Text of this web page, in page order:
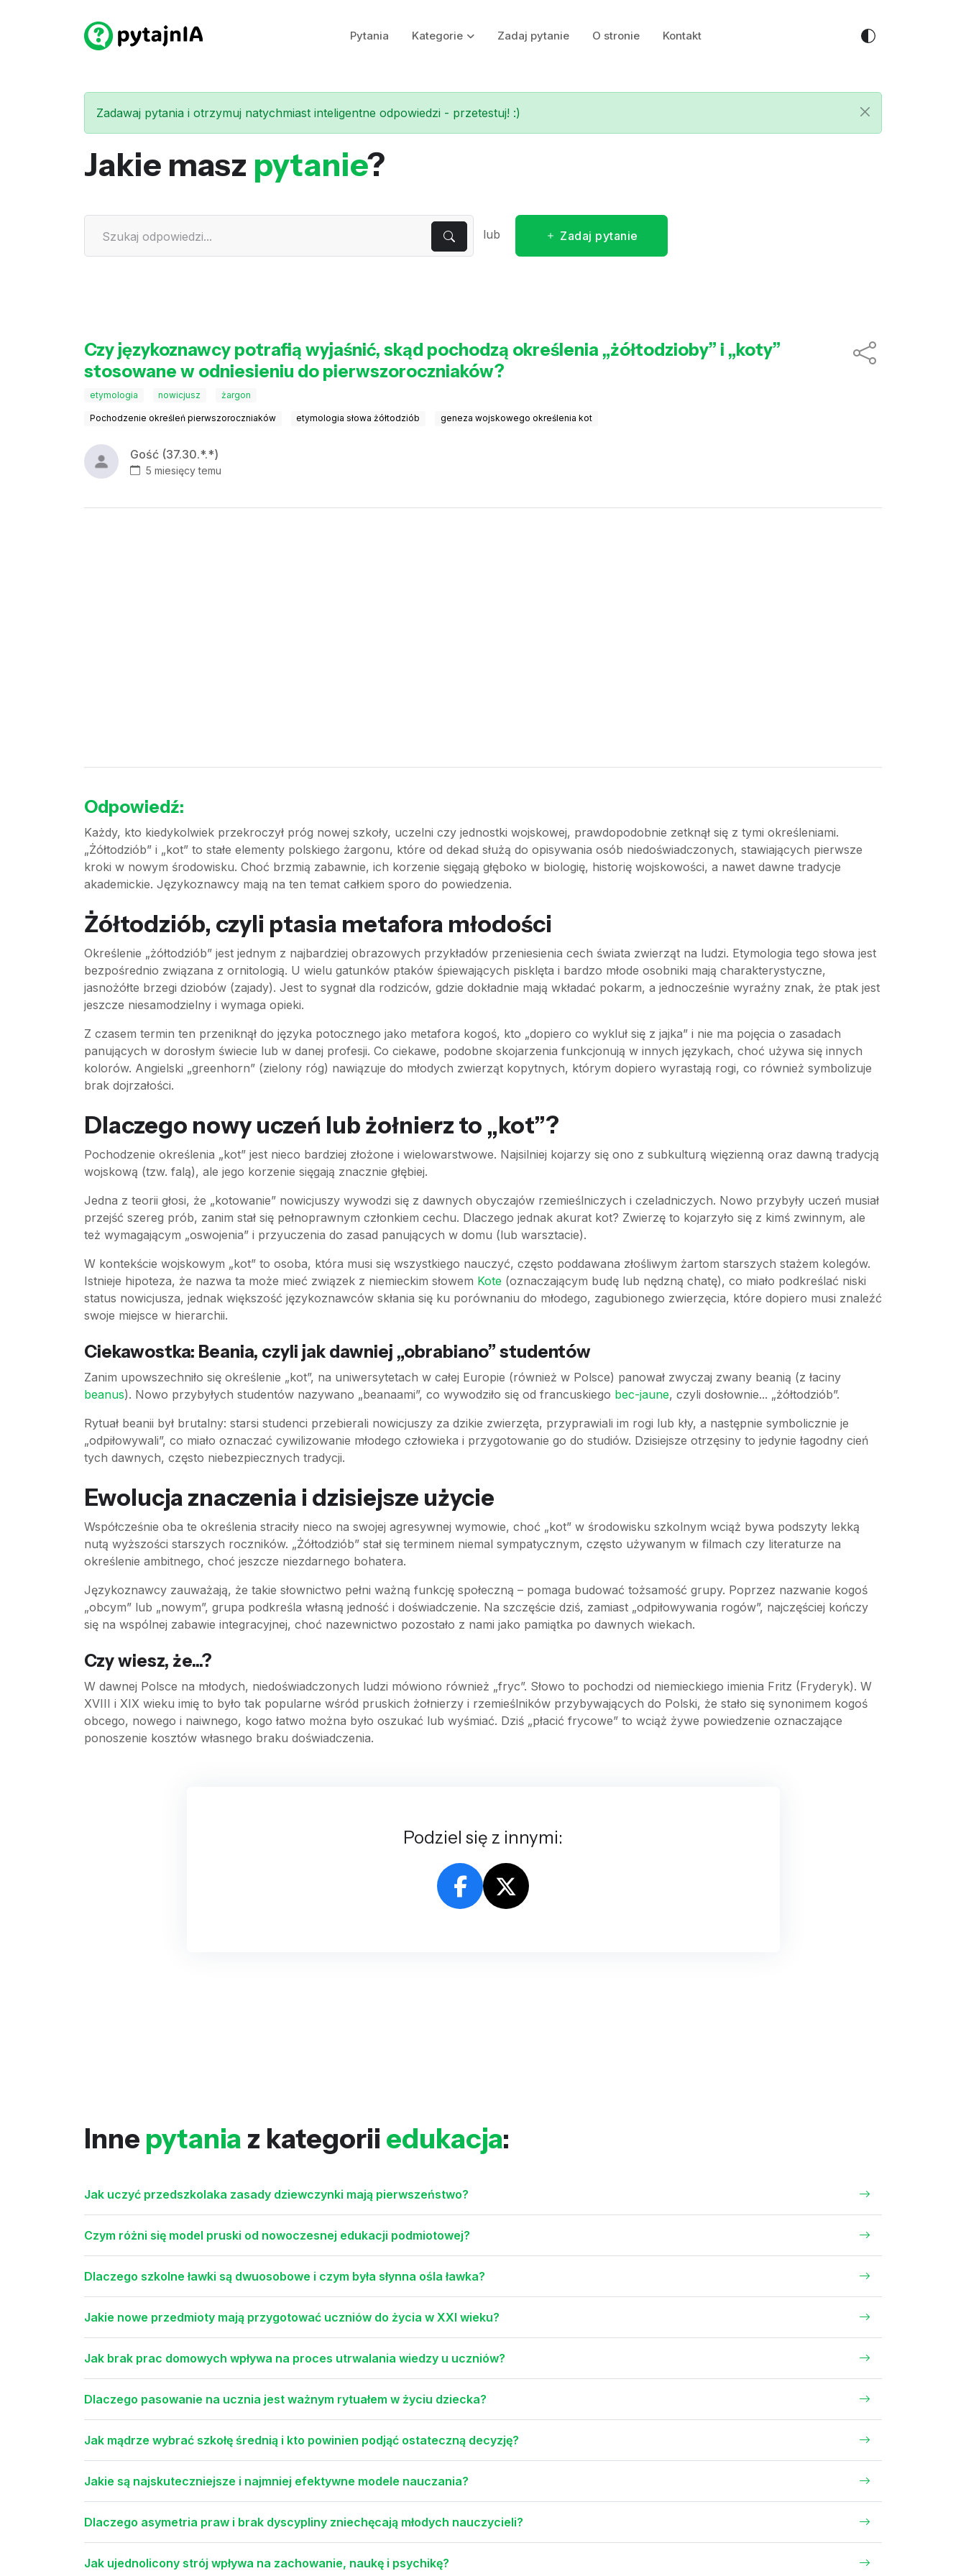
Pytania Kategorie Zadaj pytanie O stronie Kontakt
Zadawaj pytania i otrzymuj natychmiast inteligentne odpowiedzi - przetestuj! :)
Jakie masz pytanie?
lub Zadaj pytanie
Czy językoznawcy potrafią wyjaśnić, skąd pochodzą określenia „żółtodzioby” i „koty”
stosowane w odniesieniu do pierwszoroczniaków?
etymologia nowicjusz żargon
Pochodzenie określeń pierwszoroczniaków etymologia słowa żółtodziób geneza wojskowego określenia kot
Gość (37.30.*.*)
5 miesięcy temu
Odpowiedź:
Każdy, kto kiedykolwiek przekroczył próg nowej szkoły, uczelni czy jednostki wojskowej, prawdopodobnie zetknął się z tymi określeniami.
„Żółtodziób” i „kot” to stałe elementy polskiego żargonu, które od dekad służą do opisywania osób niedoświadczonych, stawiających pierwsze
kroki w nowym środowisku. Choć brzmią zabawnie, ich korzenie sięgają głęboko w biologię, historię wojskowości, a nawet dawne tradycje
akademickie. Językoznawcy mają na ten temat całkiem sporo do powiedzenia.
Żółtodziób, czyli ptasia metafora młodości
Określenie „żółtodziób” jest jednym z najbardziej obrazowych przykładów przeniesienia cech świata zwierząt na ludzi. Etymologia tego słowa jest
bezpośrednio związana z ornitologią. U wielu gatunków ptaków śpiewających pisklęta i bardzo młode osobniki mają charakterystyczne,
jasnożółte brzegi dziobów (zajady). Jest to sygnał dla rodziców, gdzie dokładnie mają wkładać pokarm, a jednocześnie wyraźny znak, że ptak jest
jeszcze niesamodzielny i wymaga opieki.
Z czasem termin ten przeniknął do języka potocznego jako metafora kogoś, kto „dopiero co wykluł się z jajka” i nie ma pojęcia o zasadach
panujących w dorosłym świecie lub w danej profesji. Co ciekawe, podobne skojarzenia funkcjonują w innych językach, choć używa się innych
kolorów. Angielski „greenhorn” (zielony róg) nawiązuje do młodych zwierząt kopytnych, którym dopiero wyrastają rogi, co również symbolizuje
brak dojrzałości.
Dlaczego nowy uczeń lub żołnierz to „kot”?
Pochodzenie określenia „kot” jest nieco bardziej złożone i wielowarstwowe. Najsilniej kojarzy się ono z subkulturą więzienną oraz dawną tradycją
wojskową (tzw. falą), ale jego korzenie sięgają znacznie głębiej.
Jedna z teorii głosi, że „kotowanie” nowicjuszy wywodzi się z dawnych obyczajów rzemieślniczych i czeladniczych. Nowo przybyły uczeń musiał
przejść szereg prób, zanim stał się pełnoprawnym członkiem cechu. Dlaczego jednak akurat kot? Zwierzę to kojarzyło się z kimś zwinnym, ale
też wymagającym „oswojenia” i przyuczenia do zasad panujących w domu (lub warsztacie).
W kontekście wojskowym „kot” to osoba, która musi się wszystkiego nauczyć, często poddawana złośliwym żartom starszych stażem kolegów.
Istnieje hipoteza, że nazwa ta może mieć związek z niemieckim słowem Kote (oznaczającym budę lub nędzną chatę), co miało podkreślać niski
status nowicjusza, jednak większość językoznawców skłania się ku porównaniu do młodego, zagubionego zwierzęcia, które dopiero musi znaleźć
swoje miejsce w hierarchii.
Ciekawostka: Beania, czyli jak dawniej „obrabiano” studentów
Zanim upowszechniło się określenie „kot”, na uniwersytetach w całej Europie (również w Polsce) panował zwyczaj zwany beanią (z łaciny
beanus). Nowo przybyłych studentów nazywano „beanaami”, co wywodziło się od francuskiego bec-jaune, czyli dosłownie... „żółtodziób”.
Rytuał beanii był brutalny: starsi studenci przebierali nowicjuszy za dzikie zwierzęta, przyprawiali im rogi lub kły, a następnie symbolicznie je
„odpiłowywali”, co miało oznaczać cywilizowanie młodego człowieka i przygotowanie go do studiów. Dzisiejsze otrzęsiny to jedynie łagodny cień
tych dawnych, często niebezpiecznych tradycji.
Ewolucja znaczenia i dzisiejsze użycie
Współcześnie oba te określenia straciły nieco na swojej agresywnej wymowie, choć „kot” w środowisku szkolnym wciąż bywa podszyty lekką
nutą wyższości starszych roczników. „Żółtodziób” stał się terminem niemal sympatycznym, często używanym w filmach czy literaturze na
określenie ambitnego, choć jeszcze niezdarnego bohatera.
Językoznawcy zauważają, że takie słownictwo pełni ważną funkcję społeczną – pomaga budować tożsamość grupy. Poprzez nazwanie kogoś
„obcym” lub „nowym”, grupa podkreśla własną jedność i doświadczenie. Na szczęście dziś, zamiast „odpiłowywania rogów”, najczęściej kończy
się na wspólnej zabawie integracyjnej, choć nazewnictwo pozostało z nami jako pamiątka po dawnych wiekach.
Czy wiesz, że...?
W dawnej Polsce na młodych, niedoświadczonych ludzi mówiono również „fryc”. Słowo to pochodzi od niemieckiego imienia Fritz (Fryderyk). W
XVIII i XIX wieku imię to było tak popularne wśród pruskich żołnierzy i rzemieślników przybywających do Polski, że stało się synonimem kogoś
obcego, nowego i naiwnego, kogo łatwo można było oszukać lub wyśmiać. Dziś „płacić frycowe” to wciąż żywe powiedzenie oznaczające
ponoszenie kosztów własnego braku doświadczenia.
Podziel się z innymi:
Inne pytania z kategorii edukacja:
Jak uczyć przedszkolaka zasady dziewczynki mają pierwszeństwo?
Czym różni się model pruski od nowoczesnej edukacji podmiotowej?
Dlaczego szkolne ławki są dwuosobowe i czym była słynna ośla ławka?
Jakie nowe przedmioty mają przygotować uczniów do życia w XXI wieku?
Jak brak prac domowych wpływa na proces utrwalania wiedzy u uczniów?
Dlaczego pasowanie na ucznia jest ważnym rytuałem w życiu dziecka?
Jak mądrze wybrać szkołę średnią i kto powinien podjąć ostateczną decyzję?
Jakie są najskuteczniejsze i najmniej efektywne modele nauczania?
Dlaczego asymetria praw i brak dyscypliny zniechęcają młodych nauczycieli?
Jak ujednolicony strój wpływa na zachowanie, naukę i psychikę?